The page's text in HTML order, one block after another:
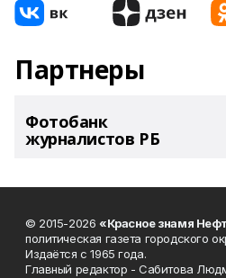
Партнеры
Фотобанк
журналистов РБ
© 2015-2026 «Красное знамя
политическая газета городского
Издаётся с 1965 года.
Главный редактор - Сабитова